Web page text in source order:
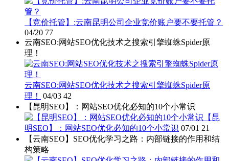
【竞价托管】:云南昆明公司企业竞价账户要不要托管？
04/20 77
云南SEO:网站SEO优化技术之搜索引擎蜘蛛Spider原
理！
云南SEO:网站SEO优化技术之搜索引擎蜘蛛Spider原
理！
04/03 42
【昆明SEO】：网站SEO优化必知的10个小常识
【昆
明SEO】：网站SEO优化必知的10个小常识 07/01 21
【云南SEO】SEO优化学习之路：内部链接的作用和结
构策略